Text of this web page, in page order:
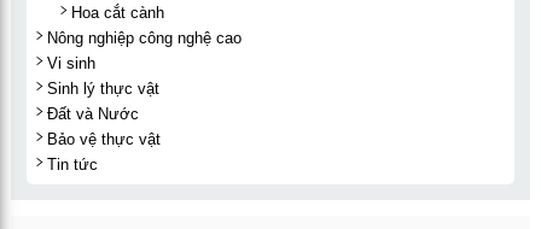
Hoa cắt cành
Nông nghiệp công nghệ cao
Vi sinh
Sinh lý thực vật
Đất và Nước
Bảo vệ thực vật
Tin tức